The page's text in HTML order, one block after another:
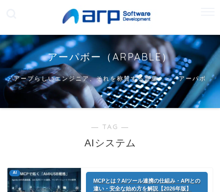
アーパボー（ARPABLE）
アープらしいエンジニア、それを称賛する言葉・・・アーパボ
ー
― TAG ―
AIシステム
AI
MCPとは？AIツール連携の仕組み・APIとの
違い・安全な始め方を解説【2026年版】